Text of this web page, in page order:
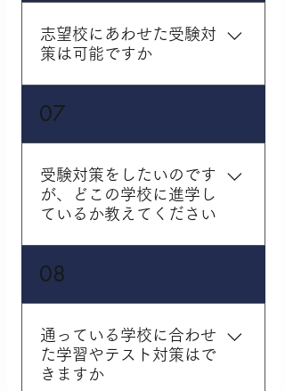
をお出ししています。万
が一、無理な量の宿題が
出た場合には、その都度
志望校にあわせた受験対
策は可能ですか
もちろん可能です。個別
の授業での対策はもちろ
んのこと、9年生 (中3生)
を対象にした集団授業の
コースもございます。お
気軽にご相談ください。
07
受験対策をしたいのです
が、どこの学校に進学し
ているか教えてください
こちらのページに合格実
績がございますのでご確
認ください。
08
通っている学校に合わせ
た学習やテスト対策はで
きますか